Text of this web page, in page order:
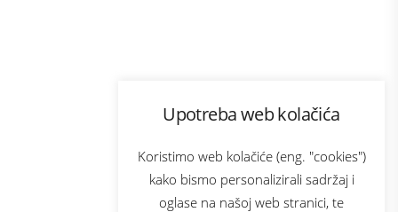
Upotreba web kolačića
Koristimo web kolačiće (eng. "cookies")
kako bismo personalizirali sadržaj i
oglase na našoj web stranici, te
Bonus plus
Prijava za newsletter